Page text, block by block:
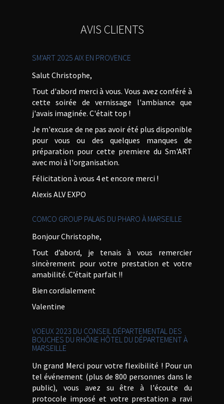
AVIS CLIENTS
SM'ART 2025 AIX EN PROVENCE
Salut Christophe,
Tout d'abord merci à vous. Vous avez conféré à
cette soirée de vernissage l'ambiance que
j'avais imaginée. C'était top !
Je m'excuse de ne pas avoir été plus disponible
pour vous ou des quelques manques de
préparation pour cette premiere du Sm'ART
avec moi à l'organisation.
Félicitation à vous 4 et encore merci !
Alexis ALV EXPO
COMCO GROUP PALAIS DU PHARO À MARSEILLE
Bonjour Christophe,
Tout d’abord, je tenais à vous remercier
sincèrement pour votre prestation et votre
amabilité. C’était parfait !!
Bien cordialement
Valentine
VOEUX 2023 DU CONSEIL DÉPARTEMENTAL DES
BOUCHES DU RHÔNE HÔTEL DU DÉPARTEMENT À
MARSEILLE
Un grand Merci pour votre flexibilité ! Pour un
tel événement (plus de 800 personnes dans le
public), vous avez su être à l'écoute du
protocole imposé et votre prestation a ravi